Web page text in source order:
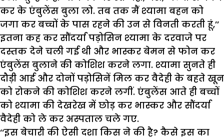
कर के एंबुलेंस बुला लो. तब तक मैं श्यामा बहन को
जगा कर बच्चों के पास रहने की उन से विनती करती हूं,’’
इतना कह कर सौंदर्या पड़ोसिन श्यामा के दरवाजे पर
दस्तक देने चली गई थी और भास्कर बेमन से फोन कर
एंबुलेंस बुलाने की कोशिश करने लगा. श्यामा सुनते ही
दौड़ी आई और दोनों पड़ोसिनें मिल कर वैदेही के बहते खून
को रोकने की कोशिश करने लगीं. एंबुलेंस आते ही बच्चों
को श्यामा की देखरेख में छोड़ कर भास्कर और सौंदर्या
वैदेही को ले कर अस्पताल चले गए.
‘‘इस बेचारी की ऐसी दशा किस ने की है? कैसे इस का